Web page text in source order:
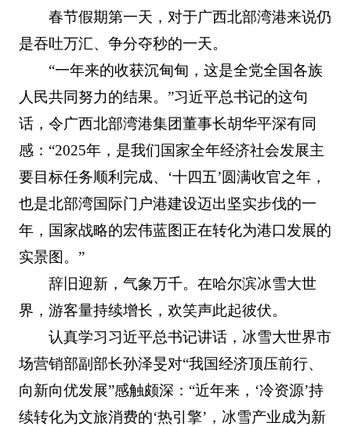
春节假期第一天，对于广西北部湾港来说仍
是吞吐万汇、争分夺秒的一天。
“一年来的收获沉甸甸，这是全党全国各族
人民共同努力的结果。”习近平总书记的这句
话，令广西北部湾港集团董事长胡华平深有同
感：“2025年，是我们国家全年经济社会发展主
要目标任务顺利完成、‘十四五’圆满收官之年，
也是北部湾国际门户港建设迈出坚实步伐的一
年，国家战略的宏伟蓝图正在转化为港口发展的
实景图。”
辞旧迎新，气象万千。在哈尔滨冰雪大世
界，游客量持续增长，欢笑声此起彼伏。
认真学习习近平总书记讲话，冰雪大世界市
场营销部副部长孙泽旻对“我国经济顶压前行、
向新向优发展”感触颇深：“近年来，‘冷资源’持
续转化为文旅消费的‘热引擎’，冰雪产业成为新